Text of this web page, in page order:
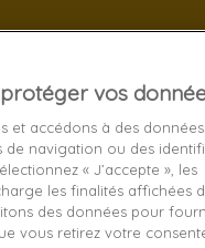
Services
Livraison
Echange
Paiement
vos
et accédons à des données
de navigation ou des
« J’accepte », les
les finalités affichées
des données pour
vous retirez votre